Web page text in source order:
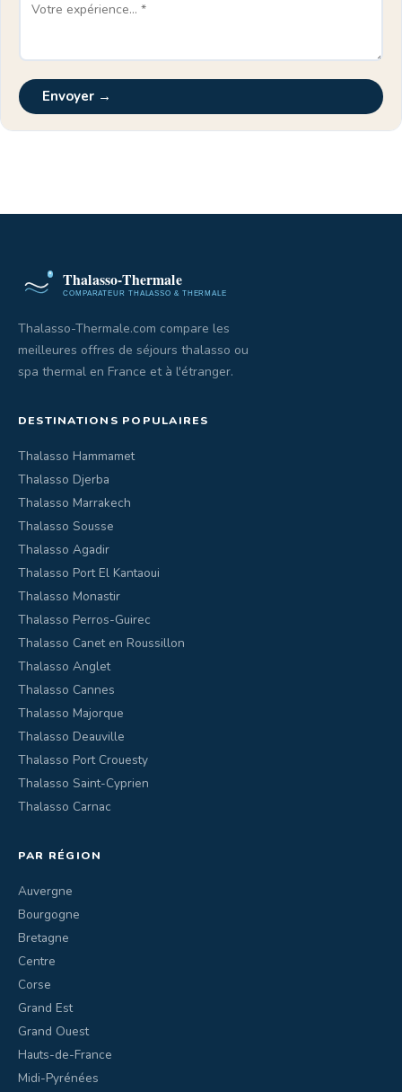
Envoyer →
Thalasso-Thermale.com compare les
meilleures offres de séjours thalasso ou
spa thermal en France et à l'étranger.
DESTINATIONS POPULAIRES
Thalasso Hammamet
Thalasso Djerba
Thalasso Marrakech
Thalasso Sousse
Thalasso Agadir
Thalasso Port El Kantaoui
Thalasso Monastir
Thalasso Perros-Guirec
Thalasso Canet en Roussillon
Thalasso Anglet
Thalasso Cannes
Thalasso Majorque
Thalasso Deauville
Thalasso Port Crouesty
Thalasso Saint-Cyprien
Thalasso Carnac
PAR RÉGION
Auvergne
Bourgogne
Bretagne
Centre
Corse
Grand Est
Grand Ouest
Hauts-de-France
Midi-Pyrénées